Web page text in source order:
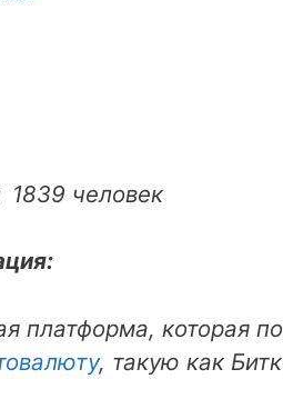
1839 человек
платформа, которая
, такую как